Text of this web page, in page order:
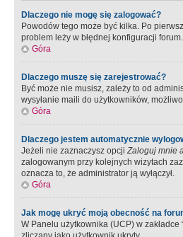
Dlaczego nie mogę się zalogować?
Powodów tego może być kilka. Po
problem leży w błędnej konfiguracji forum.
Góra
Dlaczego muszę się zarejestrować?
Być może nie musisz, zależy to od
wysyłanie maili do użytkowników,
Góra
Dlaczego jestem automatycznie
Jeżeli nie zaznaczysz opcjiZaloguj mnie
zalogowanym przy kolejnych wizytach
oznacza to, że administrator ją wyłączył.
Góra
Jak mogę ukryć moją obecność na
W Panelu użytkownika (UCP) w